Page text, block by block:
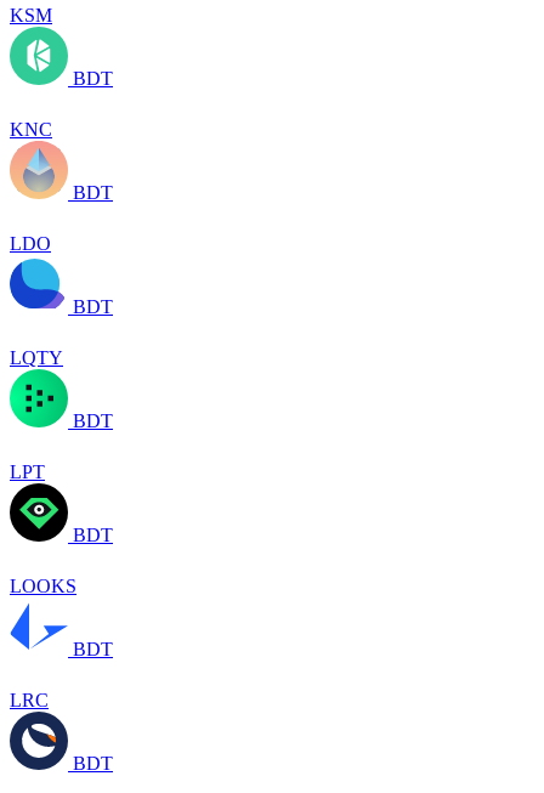
KSM
BDT
KNC
BDT
LDO
BDT
LQTY
BDT
LPT
BDT
LOOKS
BDT
LRC
BDT